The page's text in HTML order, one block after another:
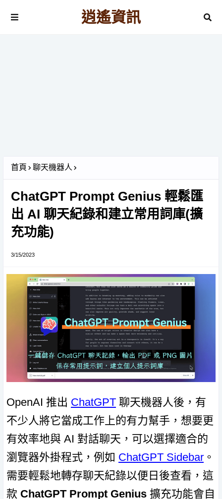
逍遙資訊
首頁 聊天機器人
ChatGPT Prompt Genius 輕鬆匯
出 AI 聊天紀錄和建立常用詞庫(擴
充功能)
3/15/2023
OpenAI 推出 ChatGPT 聊天機器人後，有
不少人將它當成工作上的有力幫手，想要更
有效率地與 AI 對話聊天，可以選擇適合的
瀏覽器外掛程式，例如 ChatGPT Sidebar 。
需要輕鬆地轉存聊天紀錄以便日後查看，這
款 ChatGPT Prompt Genius 擴充功能會自